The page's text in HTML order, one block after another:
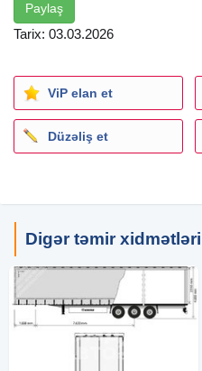
Paylaş
Tarix: 03.03.2026
ViP elan et
Düzəliş et
Digər təmir